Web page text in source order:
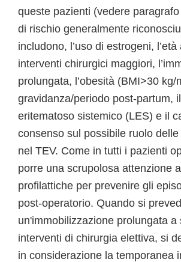
queste pazienti (vedere paragrafo
di rischio generalmente
includono, l’uso di estrogeni,
interventi chirurgici maggiori,
prolungata, l’obesità (BMI>30 kg/
gravidanza/periodo post-partum,
eritematoso sistemico (LES) e il
consenso sul possibile ruolo
nel TEV. Come in tutti i pazienti
porre una scrupolosa attenzione
profilattiche per prevenire gli
post-operatorio. Quando si
un'immobilizzazione prolungata a
interventi di chirurgia elettiva, si
in considerazione la temporanea